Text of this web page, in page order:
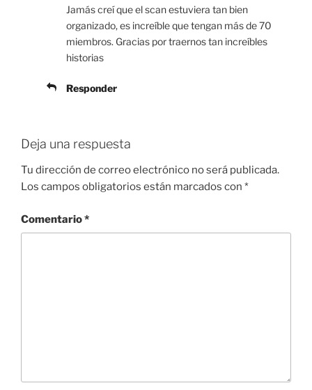
Jamás creí que el scan estuviera tan bien
organizado, es increíble que tengan más de 70
miembros. Gracias por traernos tan increíbles
historias
Responder
Deja una respuesta
Tu dirección de correo electrónico no será publicada.
Los campos obligatorios están marcados con *
Comentario*